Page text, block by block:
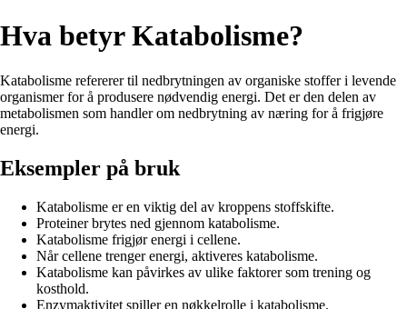
Hva betyr Katabolisme?
Katabolisme refererer til nedbrytningen av organiske stoffer i levende
organismer for å produsere nødvendig energi. Det er den delen av
metabolismen som handler om nedbrytning av næring for å frigjøre
energi.
Eksempler på bruk
Katabolisme er en viktig del av kroppens stoffskifte.
Proteiner brytes ned gjennom katabolisme.
Katabolisme frigjør energi i cellene.
Når cellene trenger energi, aktiveres katabolisme.
Katabolisme kan påvirkes av ulike faktorer som trening og
kosthold.
Enzymaktivitet spiller en nøkkelrolle i katabolisme.